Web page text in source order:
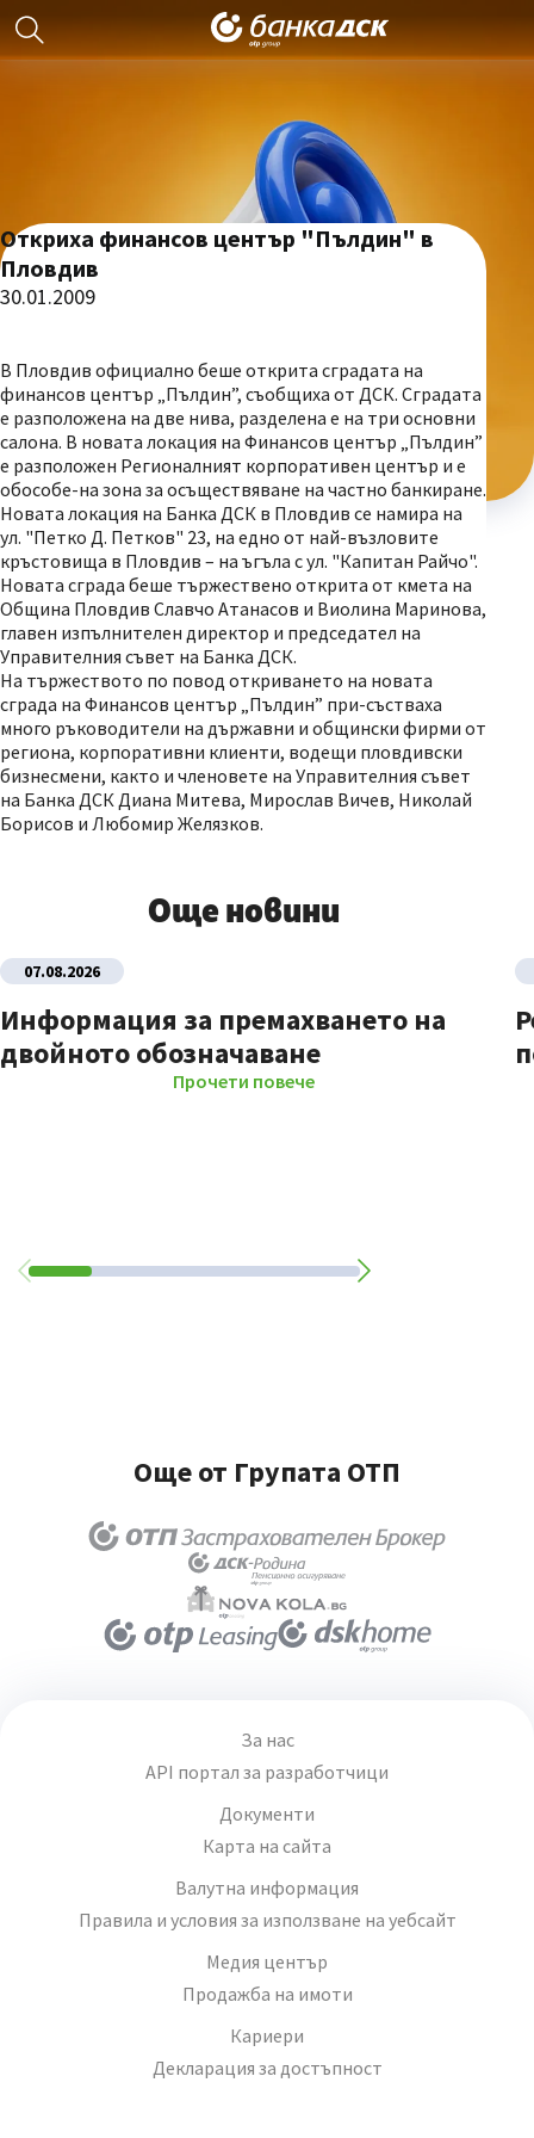
Откриха финансов център "Пълдин" в
Пловдив
30.01.2009
В Пловдив официално беше открита сградата на
финансов център „Пълдин”, съобщиха от ДСК. Сградата
е разположена на две нива, разделена е на три основни
салона. В новата локация на Финансов център „Пълдин”
е разположен Регионалният корпоративен център и е
обособе-на зона за осъществяване на частно банкиране.
Новата локация на Банка ДСК в Пловдив се намира на
ул. "Петко Д. Петков" 23, на едно от най-възловите
кръстовища в Пловдив – на ъгъла с ул. "Капитан Райчо".
Новата сграда беше тържествено открита от кмета на
Община Пловдив Славчо Атанасов и Виолина Маринова,
главен изпълнителен директор и председател на
Управителния съвет на Банка ДСК.
На тържеството по повод откриването на новата
сграда на Финансов център „Пълдин” при-състваха
много ръководители на държавни и общински фирми от
региона, корпоративни клиенти, водещи пловдивски
бизнесмени, както и членовете на Управителния съвет
на Банка ДСК Диана Митева, Мирослав Вичев, Николай
Борисов и Любомир Желязков.
Още новини
07.08.2026
Информация за премахването на
двойното обозначаване
Прочети повече
Още от Групата ОТП
За нас
API портал за разработчици
Документи
Карта на сайта
Валутна информация
Правила и условия за използване на уебсайт
Медия център
Продажба на имоти
Кариери
Декларация за достъпност